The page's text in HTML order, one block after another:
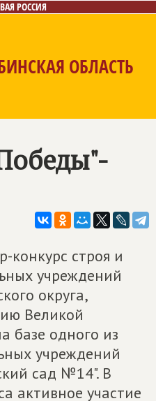
РОССИЯ
ОБЛАСТЬ
конкурс строя и
учреждений
округа,
Великой
базе одного из
учреждений
сад №14". В
активное участие